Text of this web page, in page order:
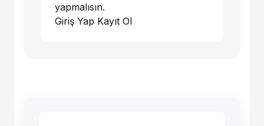
yapmalısın.
Giriş Yap Kayıt Ol